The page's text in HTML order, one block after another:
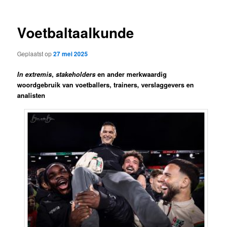
Voetbaltaalkunde
Geplaatst op27 mei 2025
In extremis,stakeholders en ander merkwaardig
woordgebruik van voetballers, trainers, verslaggevers en
analisten